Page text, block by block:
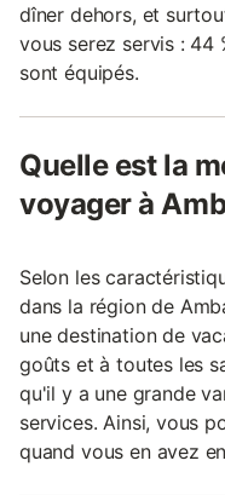
dîner dehors, et
vous serez servis : 44
sont équipés.
Quelle est la
voyager à
Selon les
dans la région de
une destination de
goûts et à toutes les
qu'il y a une grande
services. Ainsi, vous
quand vous en avez